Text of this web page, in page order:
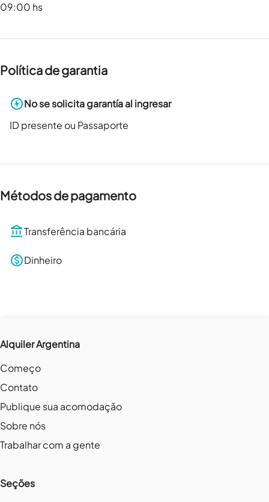
09:00 hs
Política de garantia
No se solicita garantía al ingresar
ID presente ou Passaporte
Métodos de pagamento
Transferência bancária
Dinheiro
Alquiler Argentina
Começo
Contato
Publique sua acomodação
Sobre nós
Trabalhar com a gente
Seções